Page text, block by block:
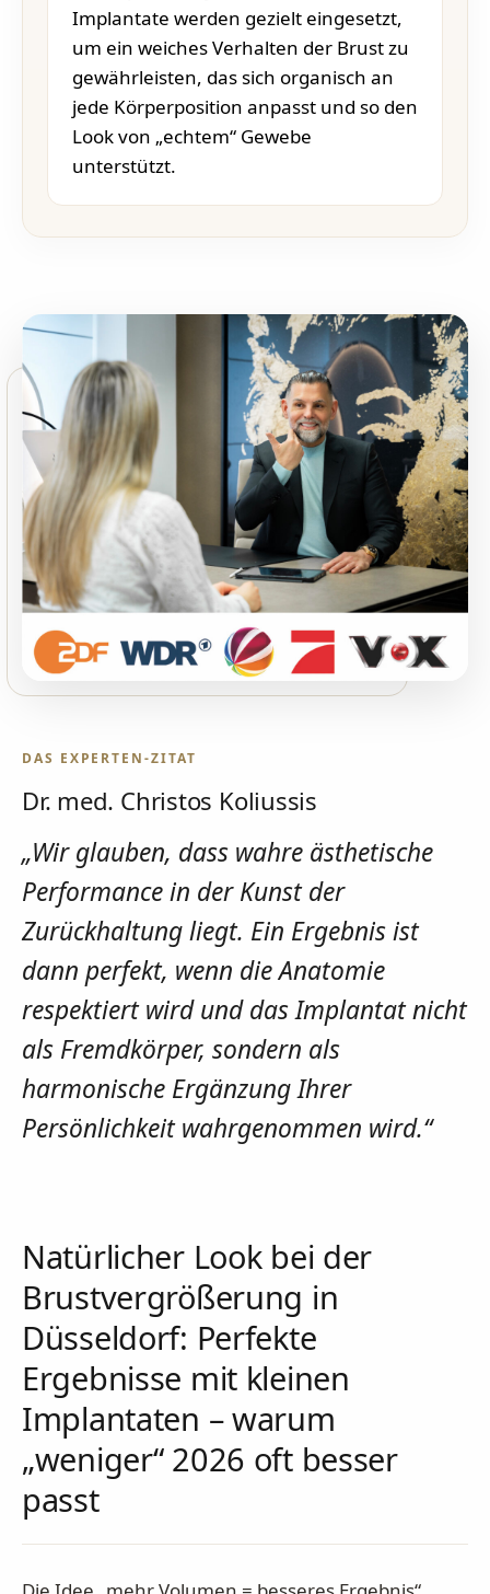
Implantate werden gezielt eingesetzt,
um ein weiches Verhalten der Brust zu
gewährleisten, das sich organisch an
jede Körperposition anpasst und so den
Look von „echtem“ Gewebe
unterstützt.
DAS EXPERTEN-ZITAT
Dr. med. Christos Koliussis
„Wir glauben, dass wahre ästhetische
Performance in der Kunst der
Zurückhaltung liegt. Ein Ergebnis ist
dann perfekt, wenn die Anatomie
respektiert wird und das Implantat nicht
als Fremdkörper, sondern als
harmonische Ergänzung Ihrer
Persönlichkeit wahrgenommen wird.“
Natürlicher Look bei der
Brustvergrößerung in
Düsseldorf: Perfekte
Ergebnisse mit kleinen
Implantaten – warum
„weniger“ 2026 oft besser
passt